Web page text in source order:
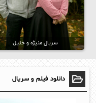
سریال منیژه و خلیل
دانلود فیلم و سریال